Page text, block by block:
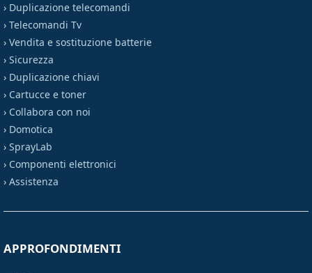
› Duplicazione telecomandi
› Telecomandi Tv
› Vendita e sostituzione batterie
› Sicurezza
› Duplicazione chiavi
› Cartucce e toner
› Collabora con noi
› Domotica
› SprayLab
› Componenti elettronici
› Assistenza
APPROFONDIMENTI